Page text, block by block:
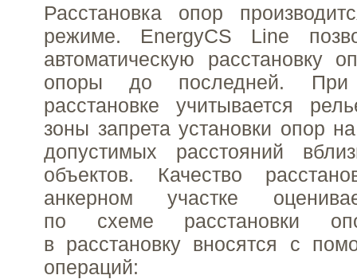
Расстановка опор
режиме. EnergyCS Line
автоматическую расстановку
опоры до последней. При
расстановке учитывается
зоны запрета установки опор
допустимых расстояний
объектов. Качество
анкерном участке
по схеме расстановки
в расстановку вносятся с
операций: